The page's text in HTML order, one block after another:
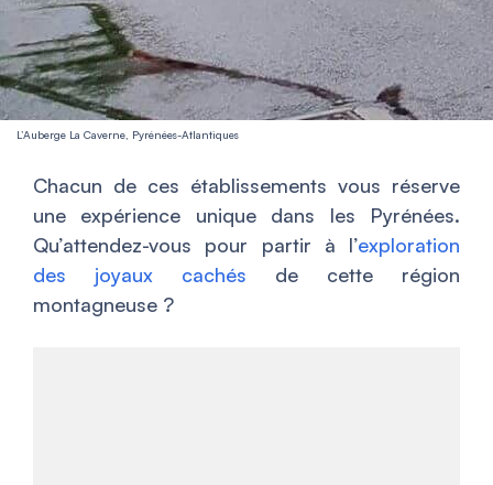
L’Auberge La Caverne, Pyrénées-Atlantiques
Chacun de ces établissements vous réserve
une expérience unique dans les Pyrénées.
Qu’attendez-vous pour partir à l’exploration
des joyaux cachés de cette région
montagneuse ?